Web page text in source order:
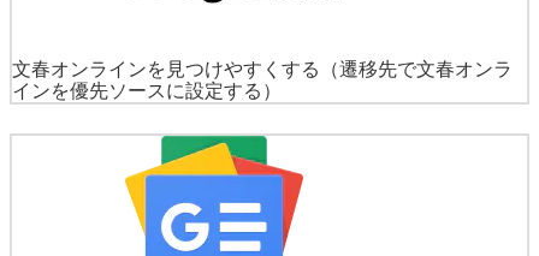
文春オンラインを見つけやすくする
（遷移先で文春オンラ
インを優先ソースに設定する）